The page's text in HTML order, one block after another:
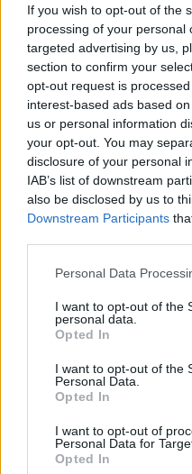
If you wish to opt-out of the
processing of your personal
targeted advertising by us,
section to confirm your
opt-out request is
interest-based ads based
us or personal information
your opt-out. You may
disclosure of your personal
IAB’s list of downstream
also be disclosed by us to
Downstream Participants
Personal Data
I want to opt-out of the
personal data.
Opted In
I want to opt-out of the
Personal Data.
Opted In
I want to opt-out of
Personal Data for
Opted In
Heute bin ich Samba
Übersicht
Samba lebt seit zehn Jahren
Job endlich auf eine
Senegalese in Abschiebehaft.
Gelegenheitsjobs, Razzien und
Nähe. Tragikomödie mit Omar